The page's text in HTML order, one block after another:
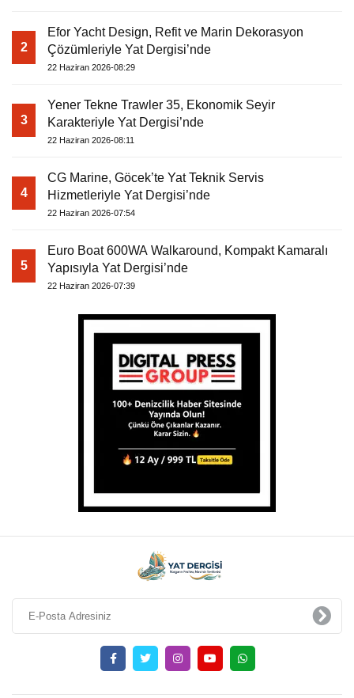
2
Efor Yacht Design, Refit ve Marin Dekorasyon
Çözümleriyle Yat Dergisi’nde
22 Haziran 2026-08:29
3
Yener Tekne Trawler 35, Ekonomik Seyir
Karakteriyle Yat Dergisi’nde
22 Haziran 2026-08:11
4
CG Marine, Göcek’te Yat Teknik Servis
Hizmetleriyle Yat Dergisi’nde
22 Haziran 2026-07:54
5
Euro Boat 600WA Walkaround, Kompakt Kamaralı
Yapısıyla Yat Dergisi’nde
22 Haziran 2026-07:39